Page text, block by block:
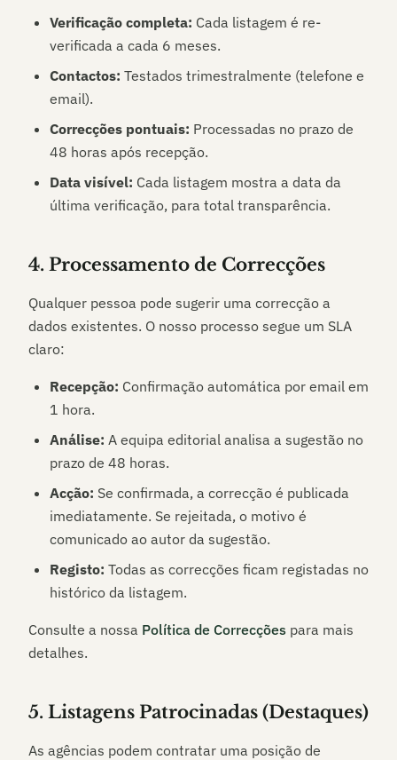
Verificação completa: Cada listagem é re-
verificada a cada 6 meses.
Contactos: Testados trimestralmente (telefone e
email).
Correcções pontuais: Processadas no prazo de
48 horas após recepção.
Data visível: Cada listagem mostra a data da
última verificação, para total transparência.
4. Processamento de Correcções
Qualquer pessoa pode sugerir uma correcção a
dados existentes. O nosso processo segue um SLA
claro:
Recepção: Confirmação automática por email em
1 hora.
Análise: A equipa editorial analisa a sugestão no
prazo de 48 horas.
Acção: Se confirmada, a correcção é publicada
imediatamente. Se rejeitada, o motivo é
comunicado ao autor da sugestão.
Registo: Todas as correcções ficam registadas no
histórico da listagem.
Consulte a nossa Política de Correcções para mais
detalhes.
5. Listagens Patrocinadas (Destaques)
As agências podem contratar uma posição de